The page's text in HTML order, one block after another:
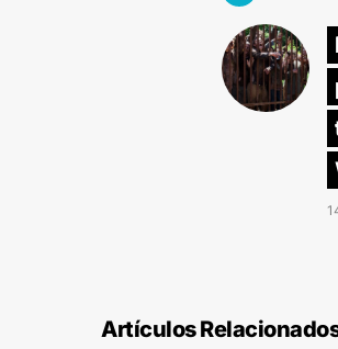
Artículos